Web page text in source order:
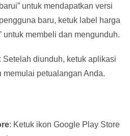
untuk mendapatkan versi
baru, ketuk label harga
untuk membeli dan mengunduh.
: Setelah diunduh, ketuk aplikasi
memulai petualangan Anda.
: Ketuk ikon Google Play Store